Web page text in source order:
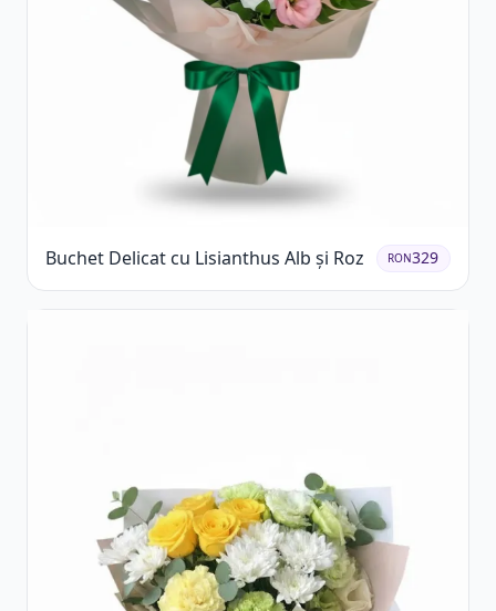
Buchet Delicat cu Lisianthus Alb și Roz RON329